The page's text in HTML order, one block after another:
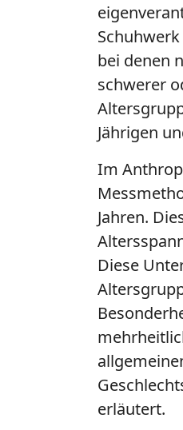
bei denen
schwerer
Jährigen
Im
Jahren.
Diese
erläutert.